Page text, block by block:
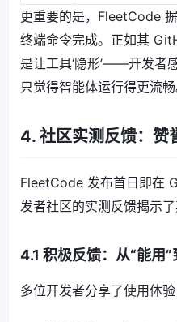
更重要的是，FleetCode
终端命令完成。正如其
是让工具‘隐形’——开发者
只觉得智能体运行得更流畅
4. 社区实测反馈：赞
FleetCode 发布首日即在
发者社区的实测反馈揭示
4.1 积极反馈：从“能用
多位开发者分享了使用体验